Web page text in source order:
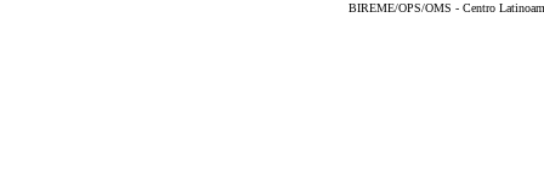
BIREME/OPS/OMS - Centro